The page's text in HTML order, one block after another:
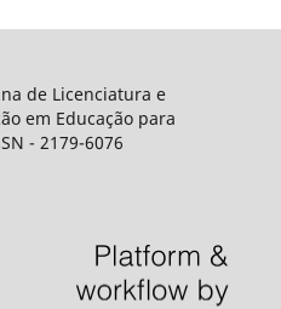
de Licenciatura e
em Educação para
- 2179-6076